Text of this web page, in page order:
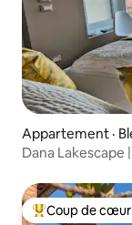
Appartement ·
Dana Lakescape
Coup de cœur
Coup de